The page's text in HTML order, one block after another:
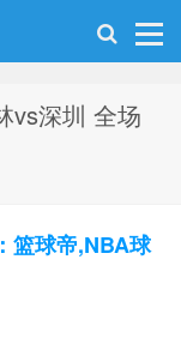
vs深圳 全场
篮球帝,NBA球